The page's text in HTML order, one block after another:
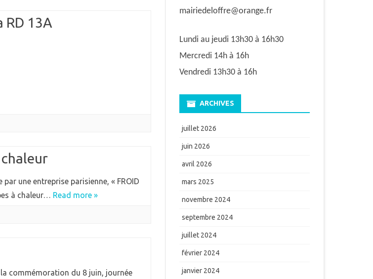
RD 13A
chaleur
une entreprise parisienne, « FROID
à chaleur… Read more »
commémoration du 8 juin, journée
mairiedeloffre@orange.fr
Lundi au jeudi 13h30 à 16h30
Mercredi 14h à 16h
Vendredi 13h30 à 16h
ARCHIVES
juillet 2026
juin 2026
avril 2026
mars 2025
novembre 2024
septembre 2024
juillet 2024
février 2024
janvier 2024